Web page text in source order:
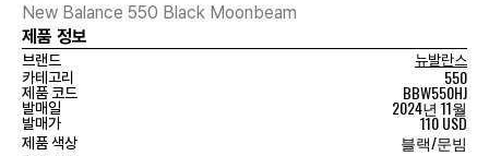
New Balance 550 Black Moonbeam
제품 정보
브랜드
뉴발란스
카테고리
550
제품 코드 BBW550HJ
발매일 2024년 11월
발매가 110 USD
제품 색상 블랙/문빔